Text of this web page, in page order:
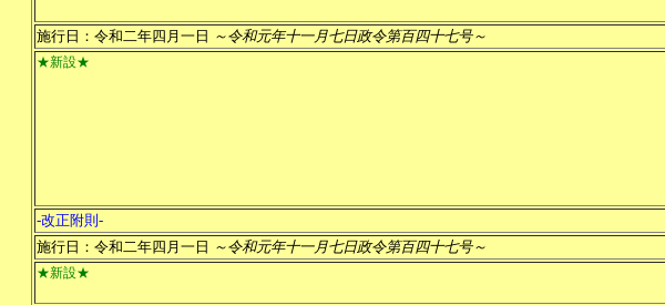
施行日：令和二年四月一日 ～令和元年十一月七日政令第百四十七号～
★新設★
-改正附則-
施行日：令和二年四月一日 ～令和元年十一月七日政令第百四十七号～
★新設★